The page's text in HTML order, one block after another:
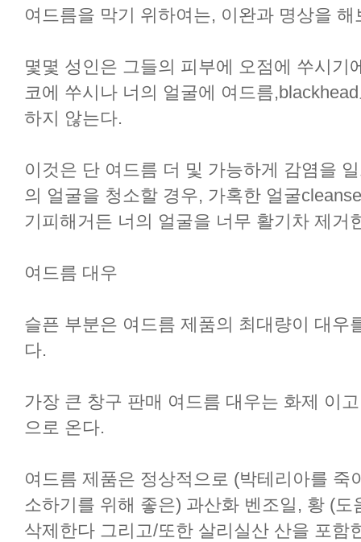
여드름을 막기 위하여는, 이완과 명상을 해
몇몇 성인은 그들의 피부에 오점에 쑤시기
코에 쑤시나 너의 얼굴에 여드름
하지 않는다.
이것은 단 여드름 더 및 가능하게 감염을
의 얼굴을 청소할 경우, 가혹한 얼굴
기피해거든 너의 얼굴을 너무 활기차 제거
여드름 대우
슬픈 부분은 여드름 제품의 최대량이 대우
다.
가장 큰 창구 판매 여드름 대우는 화제 이
으로 온다.
여드름 제품은 정상적으로 (박테리아를 죽
소하기를 위해 좋은) 과산화 벤조일, 황 (
삭제한다 그리고/또한 살리실산 산을 포함